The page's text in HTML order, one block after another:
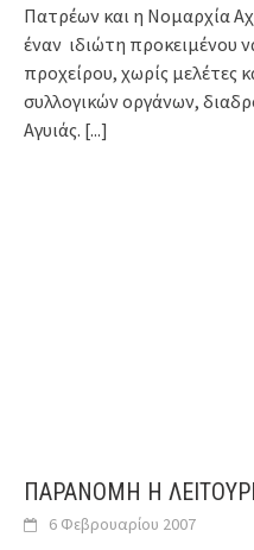
Πατρέων και η Νομαρχία
έναν ιδιώτη προκειμένου
προχείρου, χωρίς μελέτες
συλλογικών οργάνων,
Αγυιάς. [...]
ΠΑΡΑΝΟΜΗ Η
6 Φεβρουαρίου 2007